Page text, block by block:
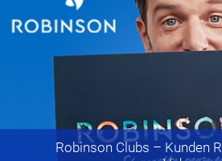
Robinson Clubs – Kunden